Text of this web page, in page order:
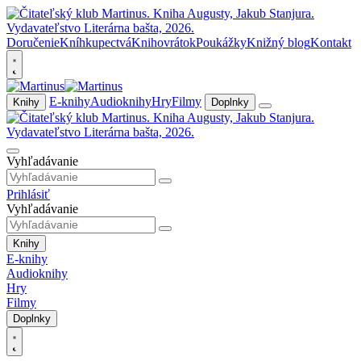
DoručenieKníhkupectváKnihovrátokPoukážkyKnižný blogKontakt
Knihy E-knihyAudioknihyHryFilmy Doplnky
Vyhľadávanie
Prihlásiť
Vyhľadávanie
Knihy
E-knihy
Audioknihy
Hry
Filmy
Doplnky